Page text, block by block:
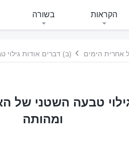
הקראות בשורה
אחרית הימים (ב) דברים אודות
טבעה השטני של
ומהותה